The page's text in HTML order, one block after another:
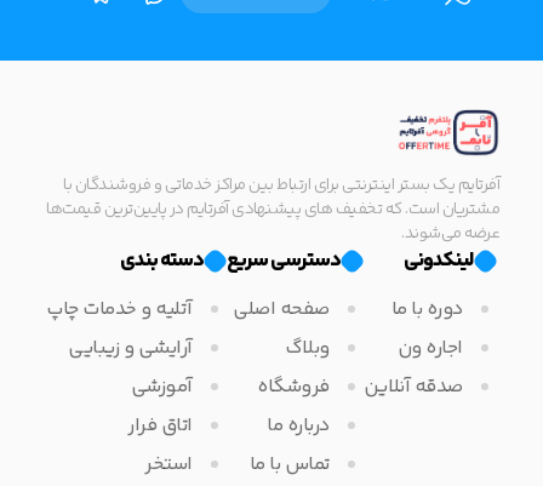
آفرتایم یک بستر اینترنتی برای ارتباط بین مراکز خدماتی و فروشندگان با
مشتریان است. که تخفیف های پیشنهادی آفرتایم در پایین‌ترین قیمت‌ها
عرضه می‌شوند.
لینکدونی
دوره با ما
اجاره ون
صدقه آنلاین
دسترسی سریع
صفحه اصلی
وبلاگ
فروشگاه
درباره ما
تماس با ما
دسته بندی
آتلیه و خدمات چاپ
آرایشی و زیبایی
آموزشی
اتاق فرار
استخر